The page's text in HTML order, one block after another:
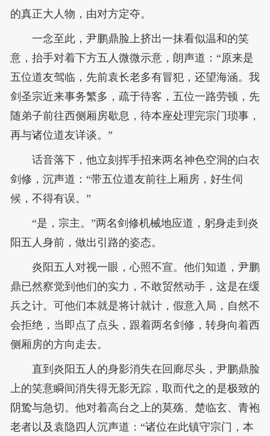
的真正大人物，由对方定夺。
一念至此，尹鹏鼎脸上挤出一抹看似温和的笑
意，抬手对着下方五人微微示意，朗声道：“原来是
五位道友驾临，先前袁长老多有冒犯，还望海涵。我
剑圣宗近来事务繁多，疏于待客，五位一路劳顿，先
随弟子前往西侧厢房歇息，待本座处理完宗门琐事，
再与诸位道友详谈。”
话音落下，他立刻挥手招来两名神色空洞的白衣
剑修，沉声道：“带五位道友前往上厢房，好生伺
候，不得有误。”
“是，宗主。”两名剑修机械地应道，躬身走到炎
阳五人身前，做出引路的姿态。
炎阳五人对视一眼，心照不宣。他们知道，尹鹏
鼎已然察觉到他们的实力，不敢贸然动手，这是在缓
兵之计。可他们本就是将计就计，假意入局，自然不
会拒绝，当即点了点头，跟着两名剑修，转身向着西
侧厢房的方向走去。
直到炎阳五人的身影消失在回廊尽头，尹鹏鼎脸
上的笑意瞬间消失得无影无踪，取而代之的是极致的
阴鸷与急切。他对着高台之上的莫殇、楚临玄、青袍
老者以及袁隐四人沉声道：“诸位在此镇守宗门，本